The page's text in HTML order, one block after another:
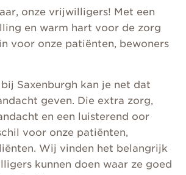
onze vrijwilligers! Met een
en warm hart voor de zorg
voor onze patiënten, bewoners
Saxenburgh kan je net dat
geven. Die extra zorg,
en een luisterend oor
voor onze patiënten,
Wij vinden het belangrijk
kunnen doen waar ze goed